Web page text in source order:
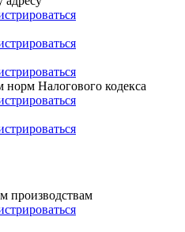
норм Налогового кодекса
производствам